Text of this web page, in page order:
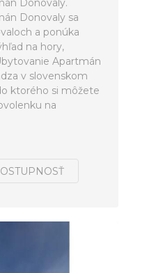
Donovaly.
Donovaly sa
a ponúka
na hory,
Apartmán
v slovenskom
ktorého si môžete
na